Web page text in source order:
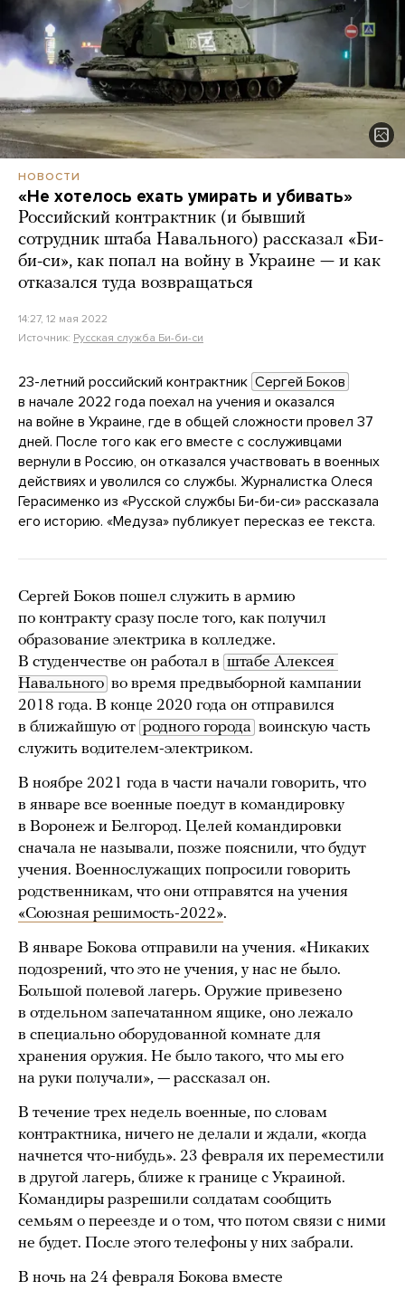
НОВОСТИ
«Не хотелось ехать умирать и убивать»
Российский контрактник (и бывший
сотрудник штаба Навального) рассказал «Би-
би-си», как попал на войну в Украине — и как
отказался туда возвращаться
14:27, 12 мая 2022
Источник: Русская служба Би-би-си
23-летний российский контрактник Сергей Боков
в начале 2022 года поехал на учения и оказался
на войне в Украине, где в общей сложности провел 37
дней. После того как его вместе с сослуживцами
вернули в Россию, он отказался участвовать в военных
действиях и уволился со службы. Журналистка Олеся
Герасименко из «Русской службы Би-би-си» рассказала
его историю. «Медуза» публикует пересказ ее текста.
Сергей Боков пошел служить в армию
по контракту сразу после того, как получил
образование электрика в колледже.
В студенчестве он работал в штабе Алексея
Навального во время предвыборной кампании
2018 года. В конце 2020 года он отправился
в ближайшую от родного города воинскую часть
служить водителем-электриком.
В ноябре 2021 года в части начали говорить, что
в январе все военные поедут в командировку
в Воронеж и Белгород. Целей командировки
сначала не называли, позже пояснили, что будут
учения. Военнослужащих попросили говорить
родственникам, что они отправятся на учения
«Союзная решимость-2022».
В январе Бокова отправили на учения. «Никаких
подозрений, что это не учения, у нас не было.
Большой полевой лагерь. Оружие привезено
в отдельном запечатанном ящике, оно лежало
в специально оборудованной комнате для
хранения оружия. Не было такого, что мы его
на руки получали», — рассказал он.
В течение трех недель военные, по словам
контрактника, ничего не делали и ждали, «когда
начнется что-нибудь». 23 февраля их переместили
в другой лагерь, ближе к границе с Украиной.
Командиры разрешили солдатам сообщить
семьям о переезде и о том, что потом связи с ними
не будет. После этого телефоны у них забрали.
В ночь на 24 февраля Бокова вместе